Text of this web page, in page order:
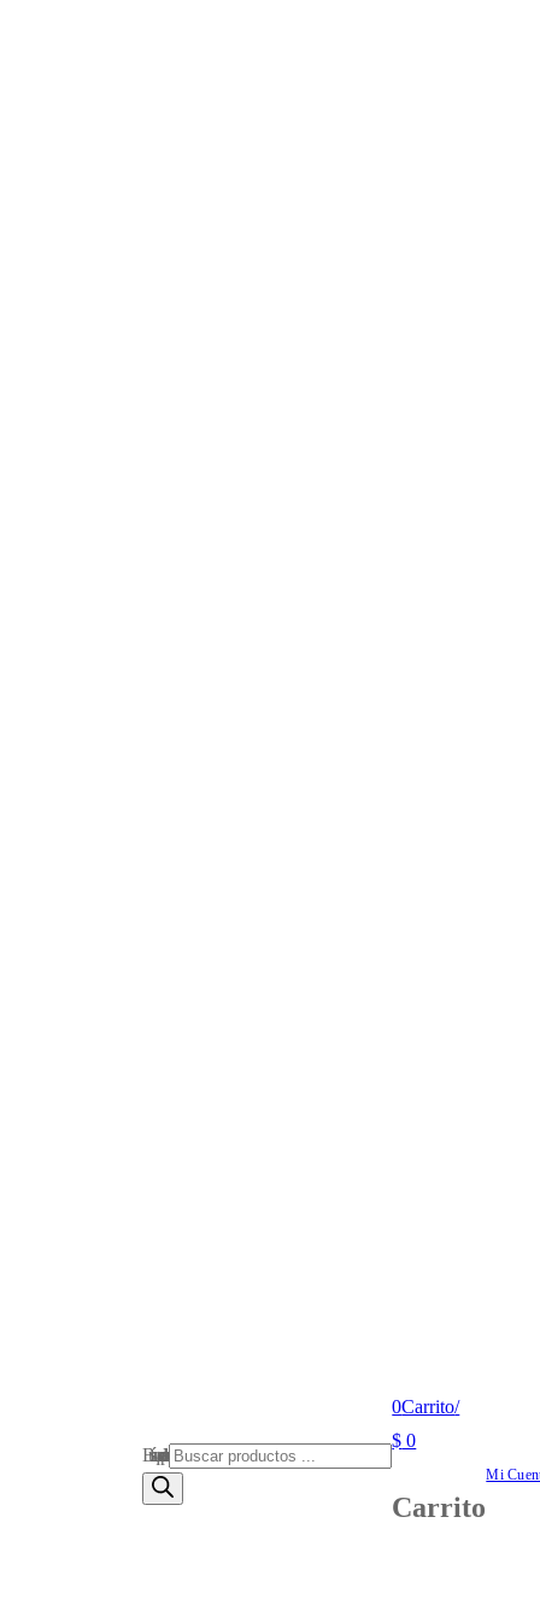
Búsqueda de productos
0Carrito/
$ 0
Carrito
Mi